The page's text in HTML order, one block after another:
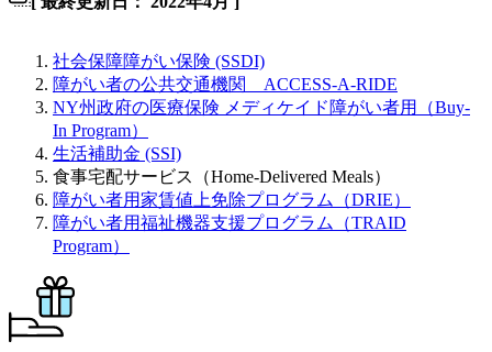
社会保障障がい保険 (SSDI)
障がい者の公共交通機関 ACCESS-A-RIDE
NY州政府の医療保険 メディケイド障がい者用（Buy-
In Program）
生活補助金 (SSI)
食事宅配サービス（Home-Delivered Meals）
障がい者用家賃値上免除プログラム（DRIE）
障がい者用福祉機器支援プログラム（TRAID
Program）